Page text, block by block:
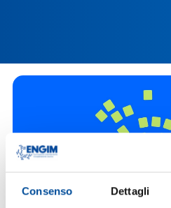
Consenso Dettagli